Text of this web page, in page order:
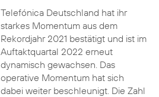
Telefónica Deutschland hat ihr
starkes Momentum aus dem
Rekordjahr 2021 bestätigt und ist im
Auftaktquartal 2022 erneut
dynamisch gewachsen. Das
operative Momentum hat sich
dabei weiter beschleunigt. Die Zahl